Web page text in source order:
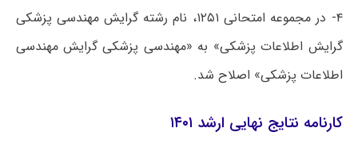
۴- در مجموعه امتحانی ۱۲۵۱، نام رشته گرایش مهندسی پزشکی
گرایش اطلاعات پزشکی» به «مهندسی پزشکی گرایش مهندسی
اطلاعات پزشکی» اصلاح شد.
کارنامه نتایج نهایی ارشد ۱۴۰۱